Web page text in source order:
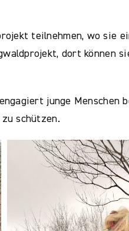
teilnehmen, wo
dort können
junge
schützen.